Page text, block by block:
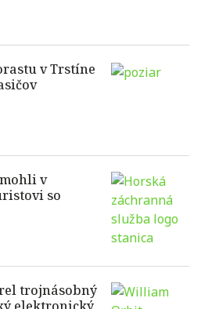
v Trstíne
v
so
trojnásobný